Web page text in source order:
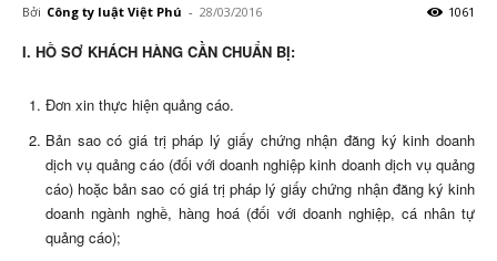
Bởi Công ty luật Việt Phú - 28/03/2016 1061
I. HỒ SƠ KHÁCH HÀNG CẦN CHUẨN BỊ:
Đơn xin thực hiện quảng cáo.
Bản sao có giá trị pháp lý giấy chứng nhận đăng ký kinh doanh
dịch vụ quảng cáo (đối với doanh nghiệp kinh doanh dịch vụ quảng
cáo) hoặc bản sao có giá trị pháp lý giấy chứng nhận đăng ký kinh
doanh ngành nghề, hàng hoá (đối với doanh nghiệp, cá nhân tự
quảng cáo);